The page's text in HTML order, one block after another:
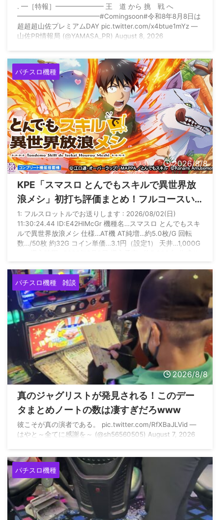
. ━［特報］━━━━━━━ 王 道 から 挑 戦 へ
━━━━━━━━━━━━#Comingsoon#令和8年8月8日は
超超超山佐プレミアムDAY pic.twitter.com/x4btue1mYz —
山佐PR情報局 (@YAMASA_PR) August 8, 2026
パチスロ機種
2026/8/8
KPE「スマスロ とんでもスキルで異世界放
浪メシ」初打ち評価まとめ！フルコースい
ってもショボい、リセット後はゲロ甘との
情報も
1: フルスロットルでお送りします : 2026/08/02(日)
11:30:24.44 ID:E42HlMcGr 機種名…スマスロ とんでもスキ
ルで異世界放浪メシ 仕様…AT機 AT純増…約5.0枚/G 回転
数…/50枚 約32G コイン単価…3.1円（設定1） 天井…1,000G
https://www.konami.com/amusement/psm/slot/tondemosk
ill/00_top.html
パチスロ機種 雑談
2026/8/8
真のジャグリストが発見される！このデー
タまとめノートの数は凄すぎだろwww
彼こそが真の演者である。 pic.twitter.com/RfXBaJLVid —
はやと～全てに感謝を～ (@sh56560505) August 7, 2026
パチスロ機種